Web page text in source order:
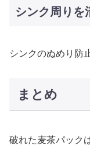
シンク周りを
シンクのぬめり防
まとめ
破れた麦茶パック